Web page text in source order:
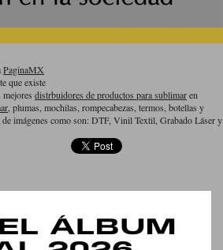
PaginaMX
que existe
distrbuidores de productos para sublimaren
, plumas, mochilas, rompecabezas, termos, botellas y
imágenes como son: DTF, Vinil Textil, Grabado Láser y